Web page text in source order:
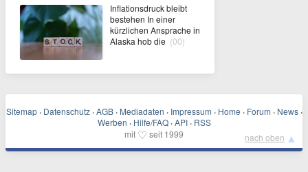
Inflationsdruck bleibt
bestehen In einer
kürzlichen Ansprache in
Alaska hob die (00)
Sitemap · Datenschutz · AGB · Mediadaten · Impressum · Home · Forum · News ·
Werben · Hilfe/FAQ · API · RSS
mit ♡ seit 1999 nach oben ▲